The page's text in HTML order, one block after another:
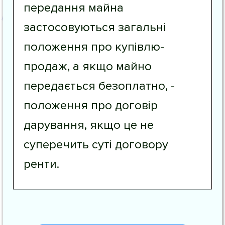
передання майна
застосовуються загальні
положення про купівлю-
продаж, а якщо майно
передається безоплатно, -
положення про договір
дарування, якщо це не
суперечить суті договору
ренти.